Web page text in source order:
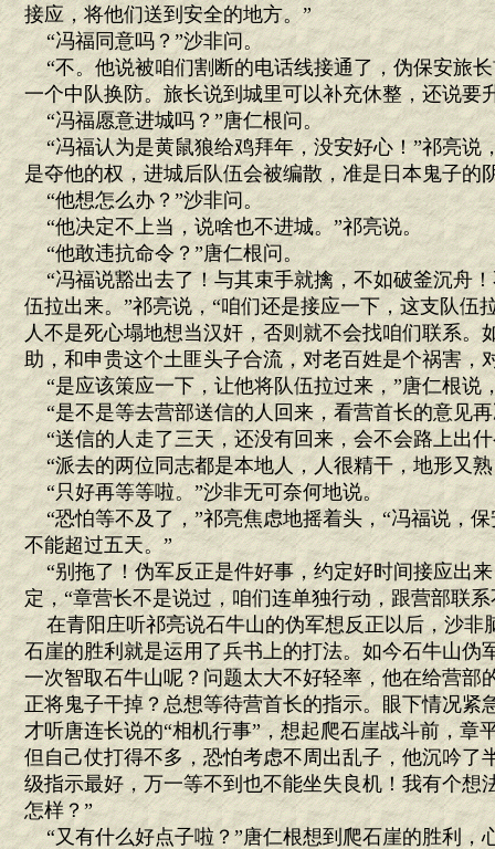
接应，将他们送到安全的地方。”
“冯福同意吗？”沙非问。
“不。他说被咱们割断的电话线接通了，伪保安旅
一个中队换防。旅长说到城里可以补充休整，还说要
“冯福愿意进城吗？”唐仁根问。
“冯福认为是黄鼠狼给鸡拜年，没安好心！”祁亮说
是夺他的权，进城后队伍会被编散，准是日本鬼子的
“他想怎么办？”沙非问。
“他决定不上当，说啥也不进城。”祁亮说。
“他敢违抗命令？”唐仁根问。
“冯福说豁出去了！与其束手就擒，不如破釜沉舟
伍拉出来。”祁亮说，“咱们还是接应一下，这支队伍
人不是死心塌地想当汉奸，否则就不会找咱们联系。
助，和申贵这个土匪头子合流，对老百姓是个祸害，
“是应该策应一下，让他将队伍拉过来，”唐仁根说
“是不是等去营部送信的人回来，看营首长的意见再
“送信的人走了三天，还没有回来，会不会路上出什
“派去的两位同志都是本地人，人很精干，地形又熟
“只好再等等啦。”沙非无可奈何地说。
“恐怕等不及了，”祁亮焦虑地摇着头，“冯福说，
不能超过五天。”
“别拖了！伪军反正是件好事，约定好时间接应出来
定，“章营长不是说过，咱们连单独行动，跟营部联
在青阳庄听祁亮说石牛山的伪军想反正以后，沙非
石崖的胜利就是运用了兵书上的打法。如今石牛山伪
一次智取石牛山呢？问题太大不好轻率，他在给营部
正将鬼子干掉？总想等待营首长的指示。眼下情况紧
才听唐连长说的“相机行事”，想起爬石崖战斗前，章
但自己仗打得不多，恐怕考虑不周出乱子，他沉吟了
级指示最好，万一等不到也不能坐失良机！我有个想
怎样？”
“又有什么好点子啦？”唐仁根想到爬石崖的胜利，